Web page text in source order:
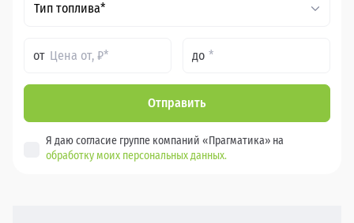
Тип топлива*
от до
Отправить
Я даю согласие группе компаний «Прагматика» на
обработку моих персональных данных.